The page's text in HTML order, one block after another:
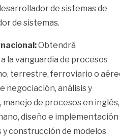
de sistemas de
de sistemas.
Obtendrá
la vanguardia de procesos
terrestre, ferroviario o
negociación, análisis y
de procesos en inglés,
diseño e implementación
construcción de modelos